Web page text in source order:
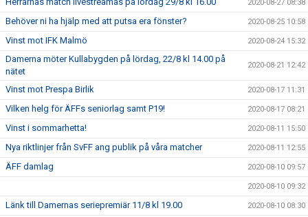
2020-08-27 08:38
Behöver ni ha hjälp med att putsa era fönster? 2020-08-25 10:58
Vinst mot IFK Malmö 2020-08-24 15:32
Damerna möter Kullabygden på lördag, 22/8 kl 14.00 på
nätet
2020-08-21 12:42
Vinst mot Prespa Birlik 2020-08-17 11:31
Vilken helg för ÄFFs seniorlag samt P19! 2020-08-17 08:21
Vinst i sommarhetta! 2020-08-11 15:50
Nya riktlinjer från SvFF ang publik på våra matcher 2020-08-11 12:55
ÄFF damlag 2020-08-10 09:57
2020-08-10 09:32
Länk till Damernas seriepremiär 11/8 kl 19.00 2020-08-10 08:30